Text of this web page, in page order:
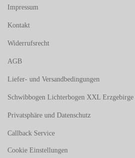
Impressum
Kontakt
Widerrufsrecht
AGB
Liefer- und Versandbedingungen
Schwibbogen Lichterbogen XXL Erzgebirge
Privatsphäre und Datenschutz
Callback Service
Cookie Einstellungen